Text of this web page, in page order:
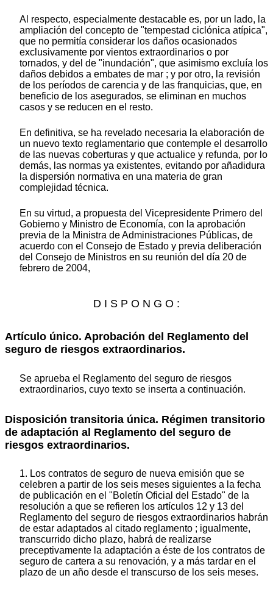
Al respecto, especialmente destacable es, por un lado, la
ampliación del concepto de "tempestad ciclónica atípica",
que no permitía considerar los daños ocasionados
exclusivamente por vientos extraordinarios o por
tornados, y del de "inundación", que asimismo excluía los
daños debidos a embates de mar ; y por otro, la revisión
de los períodos de carencia y de las franquicias, que, en
beneficio de los asegurados, se eliminan en muchos
casos y se reducen en el resto.
En definitiva, se ha revelado necesaria la elaboración de
un nuevo texto reglamentario que contemple el desarrollo
de las nuevas coberturas y que actualice y refunda, por lo
demás, las normas ya existentes, evitando por añadidura
la dispersión normativa en una materia de gran
complejidad técnica.
En su virtud, a propuesta del Vicepresidente Primero del
Gobierno y Ministro de Economía, con la aprobación
previa de la Ministra de Administraciones Públicas, de
acuerdo con el Consejo de Estado y previa deliberación
del Consejo de Ministros en su reunión del día 20 de
febrero de 2004,
D I S P O N G O :
Artículo único. Aprobación del Reglamento del
seguro de riesgos extraordinarios.
Se aprueba el Reglamento del seguro de riesgos
extraordinarios, cuyo texto se inserta a continuación.
Disposición transitoria única. Régimen transitorio
de adaptación al Reglamento del seguro de
riesgos extraordinarios.
1. Los contratos de seguro de nueva emisión que se
celebren a partir de los seis meses siguientes a la fecha
de publicación en el "Boletín Oficial del Estado" de la
resolución a que se refieren los artículos 12 y 13 del
Reglamento del seguro de riesgos extraordinarios habrán
de estar adaptados al citado reglamento ; igualmente,
transcurrido dicho plazo, habrá de realizarse
preceptivamente la adaptación a éste de los contratos de
seguro de cartera a su renovación, y a más tardar en el
plazo de un año desde el transcurso de los seis meses.